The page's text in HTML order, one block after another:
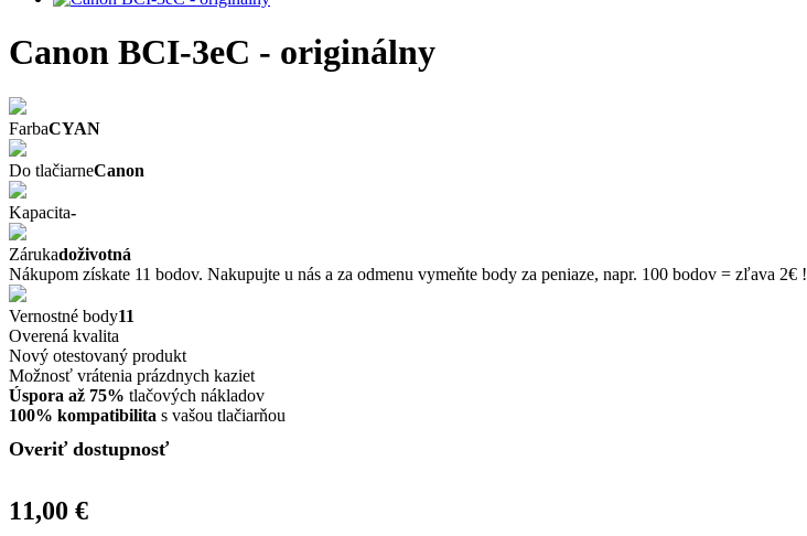
Canon BCI-3eC - originálny
FarbaCYAN
Do tlačiarneCanon
Kapacita-
Zárukadoživotná
Nákupom získate 11 bodov. Nakupujte u nás a za odmenu vymeňte body za peniaze, napr. 100 bodov = zľava 2€ !
Vernostné body11
Overená kvalita
Nový otestovaný produkt
Možnosť vrátenia prázdnych kaziet
Úspora až 75% tlačových nákladov
100% kompatibilita s vašou tlačiarňou
Overiť dostupnosť
11,00 €